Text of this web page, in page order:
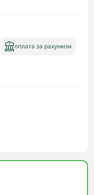
оплата за рахунком